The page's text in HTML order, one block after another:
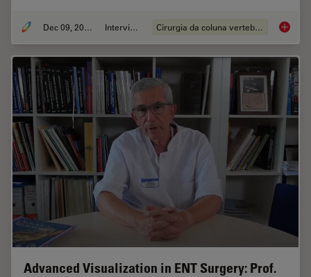
Dec 09, 2025 Interview Cirurgia da coluna vertebral
Advanced Visualization in ENT Surgery: Prof.